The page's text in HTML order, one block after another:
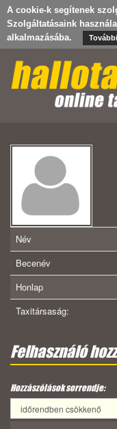
A cookie-k segítenek
Szolgáltatásaink
alkalmazásába.
Név
Becenév
Honlap
Taxitársaság:
Felhasználó
Hozzászólások sorrendje: